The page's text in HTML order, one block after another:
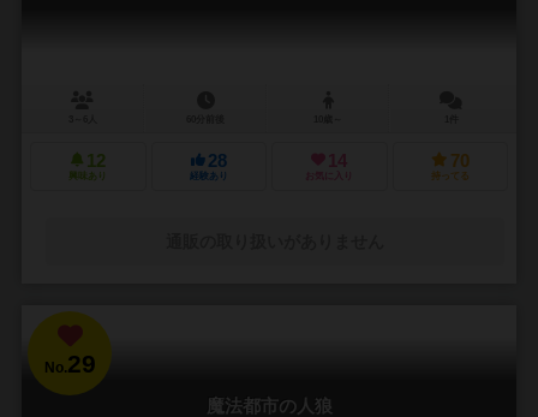
12
興味あり
28
経験あり
14
お気に入り
70
持ってる
No.29
魔法都市の人狼